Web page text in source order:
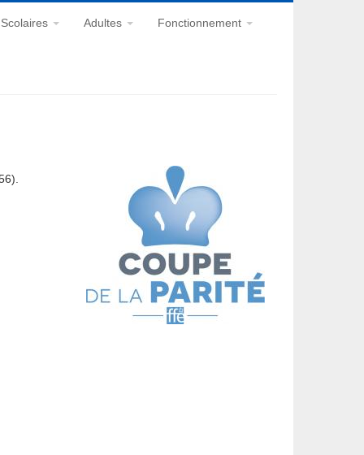
Scolaires Adultes Fonctionnement